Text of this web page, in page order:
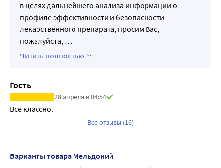
в целях дальнейшего анализа информации о
профиле эффективности и безопасности
лекарственного препарата, просим Вас,
пожалуйста, …
Читать полностью
Гость
28 апреля в 04:54
Все классно.
Все отзывы (16)
Варианты товара Мельдоний